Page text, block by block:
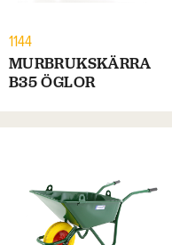
1144
MURBRUKSKÄRRA
B35 ÖGLOR